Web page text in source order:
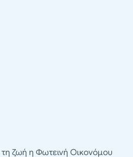
ζωή η Φωτεινή Οικονόμου